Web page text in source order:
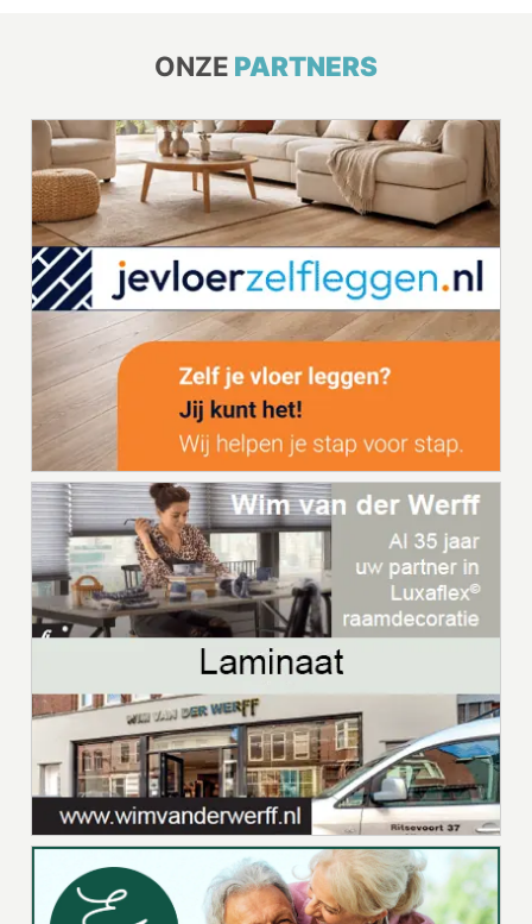
ONZE PARTNERS